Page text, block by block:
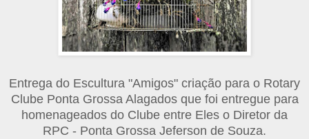
Entrega do Escultura "Amigos" criação para o Rotary
Clube Ponta Grossa Alagados que foi entregue para
homenageados do Clube entre Eles o Diretor da
RPC - Ponta Grossa Jeferson de Souza.